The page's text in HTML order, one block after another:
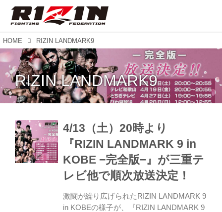
HOME RIZIN LANDMARK9
RIZIN LANDMARK9
4/13（土）20時より
『RIZIN LANDMARK 9 in
KOBE −完全版−』が三重テ
レビ他で順次放送決定！
激闘が繰り広げられたRIZIN LANDMARK 9
in KOBEの様子が、『RIZIN LANDMARK 9